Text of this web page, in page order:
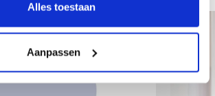
Alles toestaan
Aanpassen